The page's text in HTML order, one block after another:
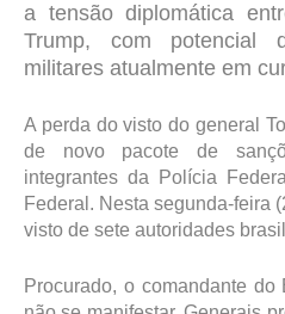
a tensão diplomática
Trump, com potencial
militares atualmente em
A perda do visto do general
de novo pacote de
integrantes da Polícia
Federal. Nesta segunda-feira
visto de sete autoridades
Procurado, o comandante